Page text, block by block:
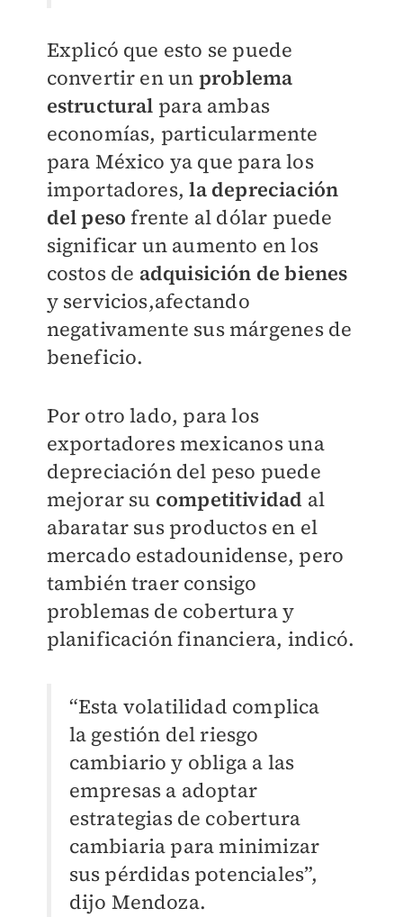
Explicó que esto se puede
convertir en un problema
estructural para ambas
economías, particularmente
para México ya que para los
importadores,la depreciación
del peso frente al dólar puede
significar un aumento en los
costos de adquisición de bienes
y servicios,afectando
negativamente sus márgenes de
beneficio.
Por otro lado, para los
exportadores mexicanos una
depreciación del peso puede
mejorar su competitividad al
abaratar sus productos en el
mercado estadounidense, pero
también traer consigo
problemas de cobertura y
planificación financiera, indicó.
“Esta volatilidad complica
la gestión del riesgo
cambiario y obliga a las
empresas a adoptar
estrategias de cobertura
cambiaria para minimizar
sus pérdidas potenciales”,
dijo Mendoza.